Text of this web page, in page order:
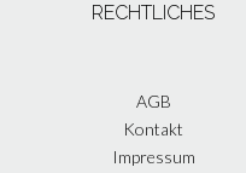
RECHTLICHES
AGB
Kontakt
Impressum